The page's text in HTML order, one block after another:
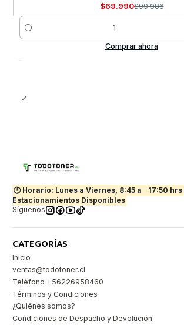
$69.990$99.986
Cantidad
Comprar ahora
🕒 Horario: Lunes a Viernes, 8:45 a
17:50
Estacionamientos Disponibles
Síguenos
CATEGORÍAS
Inicio
ventas@todotoner.cl
Teléfono +56226958460
Términos y Condiciones
¿Quiénes somos?
Condiciones de Despacho y Devolución